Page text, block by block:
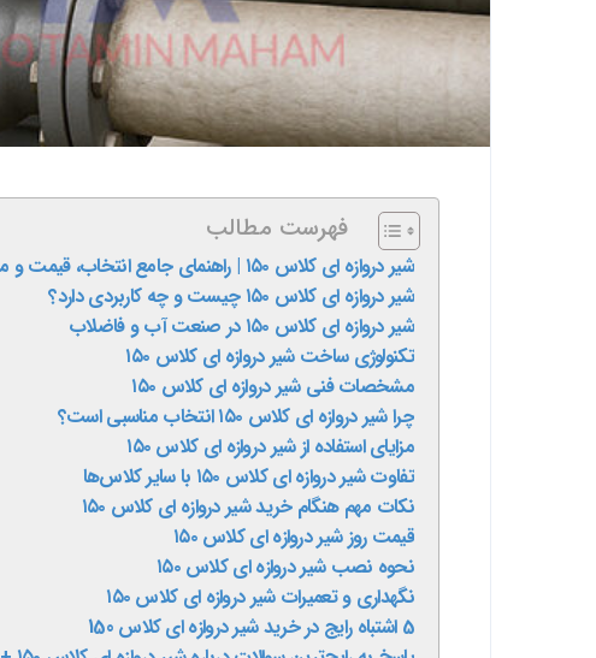
فهرست مطالب
شیر دروازه‌ ای کلاس ۱۵۰ | راهنمای جامع انتخاب، قیمت و مشخصات فنی
شیر دروازه‌ ای کلاس ۱۵۰ چیست و چه کاربردی دارد؟
شیر دروازه ای کلاس ۱۵۰ در صنعت آب و فاضلاب
تکنولوژی ساخت شیر دروازه ای کلاس ۱۵۰
مشخصات فنی شیر دروازه‌ ای کلاس ۱۵۰
چرا شیر دروازه‌ ای کلاس ۱۵۰ انتخاب مناسبی است؟
مزایای استفاده از شیر دروازه‌ ای کلاس ۱۵۰
تفاوت شیر دروازه‌ ای کلاس ۱۵۰ با سایر کلاس‌ها
نکات مهم هنگام خرید شیر دروازه‌ ای کلاس ۱۵۰
قیمت روز شیر دروازه‌ ای کلاس ۱۵۰
نحوه نصب شیر دروازه‌ ای کلاس ۱۵۰
نگهداری و تعمیرات شیر دروازه‌ ای کلاس ۱۵۰
5 اشتباه رایج در خرید شیر دروازه ای کلاس 150